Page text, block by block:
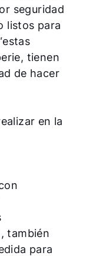
seguridad
listos para
tienen
de hacer
en la
también
para